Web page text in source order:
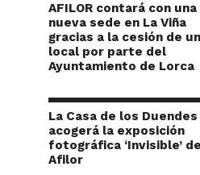
AFILOR contará con una
nueva sede en La Viña
gracias a la cesión de un
local por parte del
Ayuntamiento de Lorca
La Casa de los Duendes
acogerá la exposición
fotográfica ‘Invisible’ de
Afilor